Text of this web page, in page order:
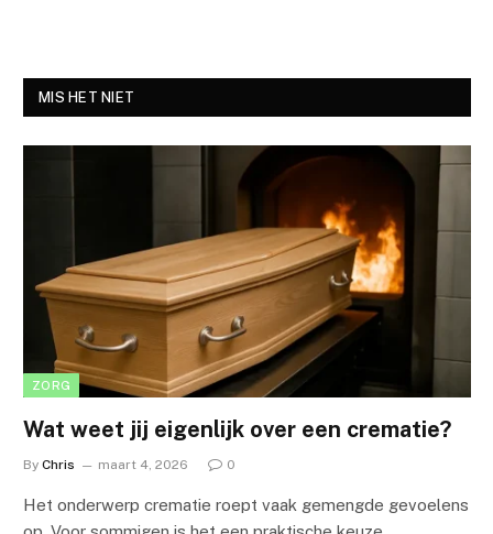
MIS HET NIET
ZORG
Wat weet jij eigenlijk over een crematie?
By Chris maart 4, 2026 0
Het onderwerp crematie roept vaak gemengde gevoelens